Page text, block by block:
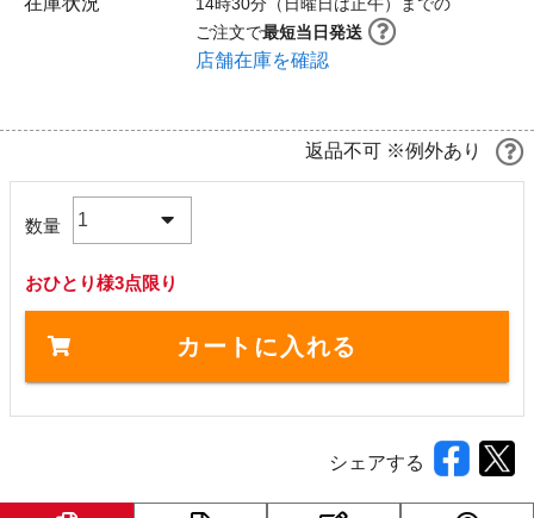
ご注文で最短当日発送
店舗在庫を確認
返品不可 ※例外あり
数量 1
おひとり様3点限り
カートに入れる
シェアする